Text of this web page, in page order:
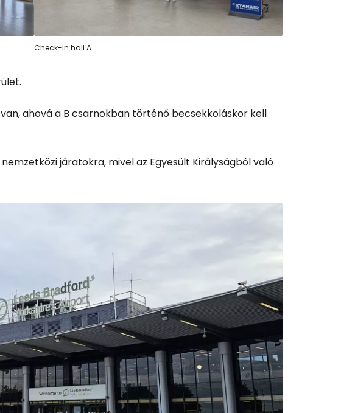
Check-in hall A
ahová a B csarnokban történő becsekkoláskor kell
járatokra, mivel az Egyesült Királyságból való
a Cestee-be